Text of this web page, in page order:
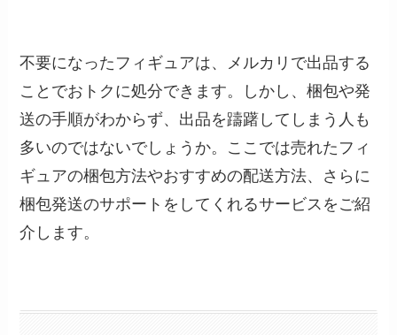
不要になったフィギュアは、メルカリで出品する
ことでおトクに処分できます。しかし、梱包や発
送の手順がわからず、出品を躊躇してしまう人も
多いのではないでしょうか。ここでは売れたフィ
ギュアの梱包方法やおすすめの配送方法、さらに
梱包発送のサポートをしてくれるサービスをご紹
介します。